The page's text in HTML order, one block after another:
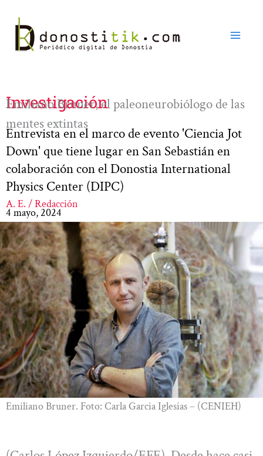
contenido
Investigación
Emiliano Bruner, el paleoneurobiólogo de las
mentes extintas
Entrevista en el marco de evento 'Ciencia Jot
Down' que tiene lugar en San Sebastián en
colaboración con el Donostia International
Physics Center (DIPC)
A. E. / Redacción
4 mayo, 2024
Emiliano Bruner. Foto: Carla Garcia Iglesias – (CENIEH)